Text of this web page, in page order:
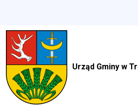
Urząd Gminy w